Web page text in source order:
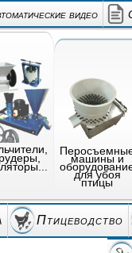
видео
машины и
для убоя
птицы
Птицеводство